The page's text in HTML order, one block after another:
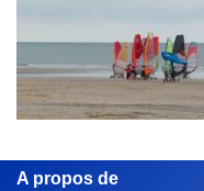
A propos de